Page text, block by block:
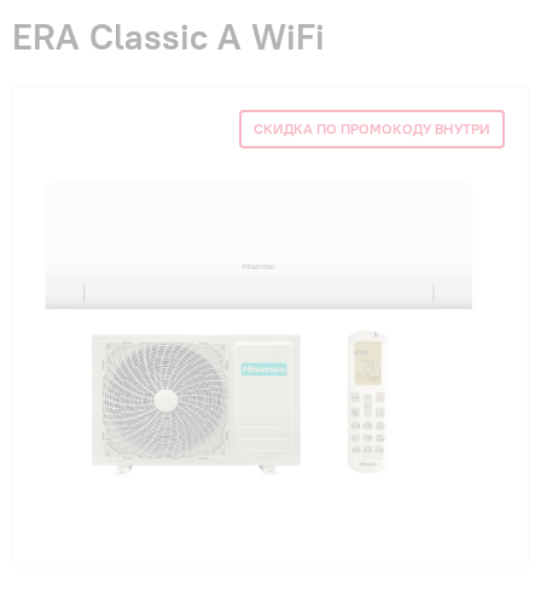
ERA Classic A WiFi
СКИДКА ПО ПРОМОКОДУ ВНУТРИ